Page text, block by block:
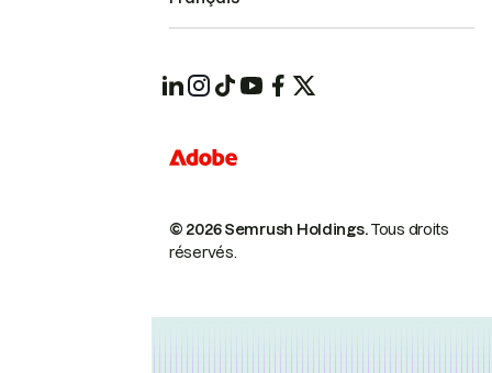
© 2026 Semrush Holdings.Tous droits
réservés.